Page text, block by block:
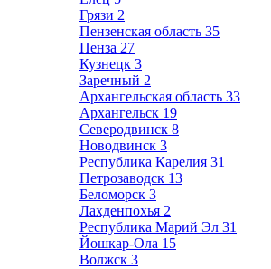
Грязи 2
Пензенская область 35
Пенза 27
Кузнецк 3
Заречный 2
Архангельская область 33
Архангельск 19
Северодвинск 8
Новодвинск 3
Республика Карелия 31
Петрозаводск 13
Беломорск 3
Лахденпохья 2
Республика Марий Эл 31
Йошкар-Ола 15
Волжск 3